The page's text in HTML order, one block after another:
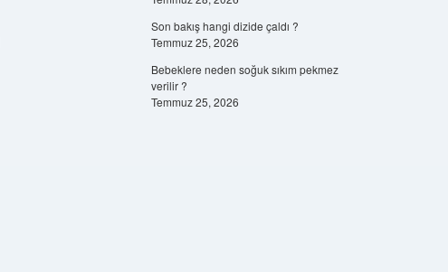
Son bakış hangi dizide çaldı ?
Temmuz 25, 2026
Bebeklere neden soğuk sıkım pekmez
verilir ?
Temmuz 25, 2026